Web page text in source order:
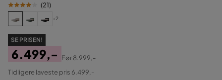
(21)
+2
SE PRISEN!
Pris
6.499,-
Original
Før8.999,-
Tidligere laveste pris 6.499,-